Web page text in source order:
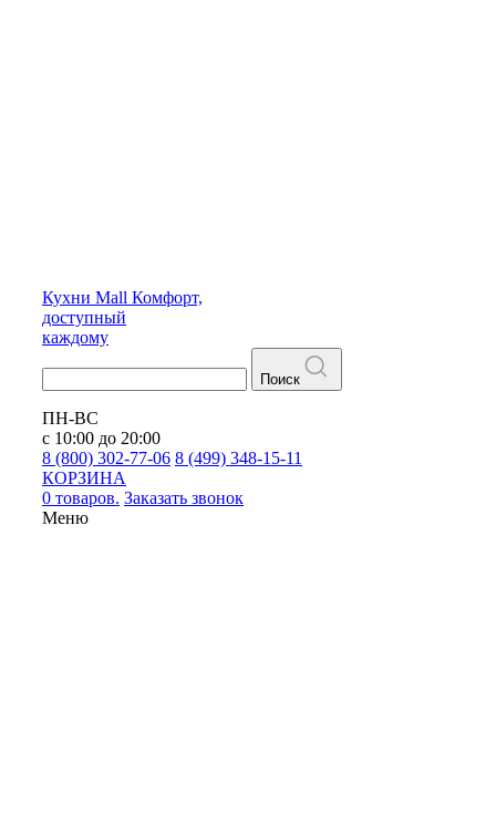
Кухни Mall Комфорт,
доступный
каждому
Поиск
ПН-ВС
с 10:00 до 20:00
8 (800) 302-77-06 8 (499) 348-15-11
КОРЗИНА
0 товаров. Заказать звонок
Меню